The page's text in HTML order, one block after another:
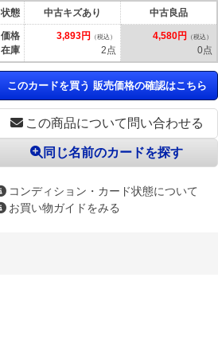
この商品について問い合わせる
同じ名前のカードを探す
コンディション・カード状態について
お買い物ガイドをみる
状態
価格
在庫
中古キズあり
3,893円 （税込）
2点
中古良品
4,580円 （税込）
0点
このカードを買う 販売価格の確認はこちら